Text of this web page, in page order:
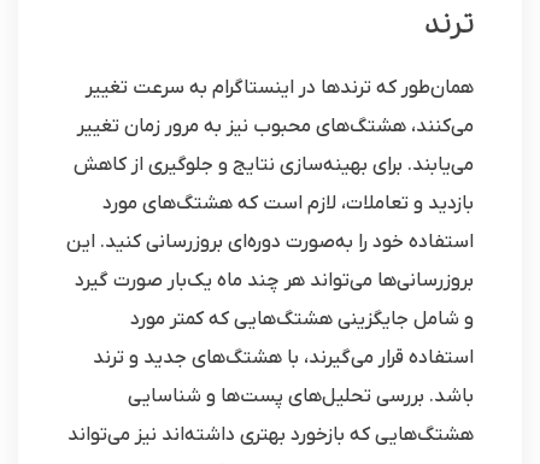
ترند
همان‌طور که ترندها در اینستاگرام به سرعت تغییر
می‌کنند، هشتگ‌های محبوب نیز به مرور زمان تغییر
می‌یابند. برای بهینه‌سازی نتایج و جلوگیری از کاهش
بازدید و تعاملات، لازم است که هشتگ‌های مورد
استفاده خود را به‌صورت دوره‌ای بروزرسانی کنید. این
بروزرسانی‌ها می‌تواند هر چند ماه یک‌بار صورت گیرد
و شامل جایگزینی هشتگ‌هایی که کمتر مورد
استفاده قرار می‌گیرند، با هشتگ‌های جدید و ترند
باشد. بررسی تحلیل‌های پست‌ها و شناسایی
هشتگ‌هایی که بازخورد بهتری داشته‌اند نیز می‌تواند